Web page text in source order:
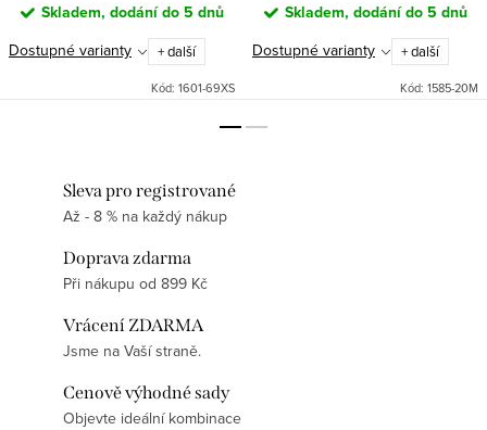
Skladem, dodání do 5 dnů
Dostupné varianty + další
Kód: 1601-69XS
Skladem, dodání do 5 dnů
Dostupné varianty + další
Kód: 1585-20M
Sleva pro registrované
Až - 8 % na každý nákup
Doprava zdarma
Při nákupu od 899 Kč
Vrácení ZDARMA
Jsme na Vaší straně.
Cenově výhodné sady
Objevte ideální kombinace